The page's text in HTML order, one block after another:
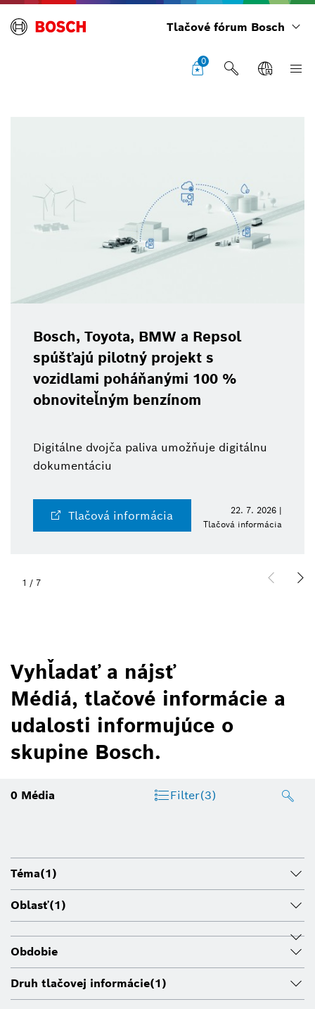
Tlačové fórum Bosch
0
Bosch, Toyota, BMW a Repsol
spúšťajú pilotný projekt s
vozidlami poháňanými 100 %
obnoviteľným benzínom
Digitálne dvojča paliva umožňuje digitálnu
dokumentáciu
Tlačová informácia
22. 7. 2026 |
Tlačová informácia
1 / 7
Vyhľadať a nájsť
Médiá, tlačové informácie a
udalosti informujúce o
skupine Bosch.
0 Média Filter(3)
Téma(1)
Oblasť(1)
Obdobie
Druh tlačovej informácie(1)